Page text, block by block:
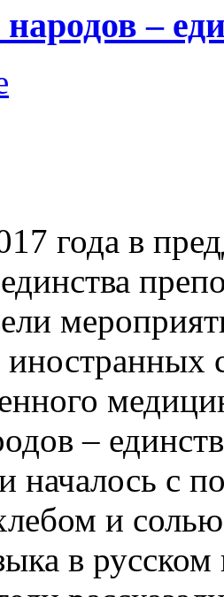
–
года в
иностранных
–
началось с
и
в